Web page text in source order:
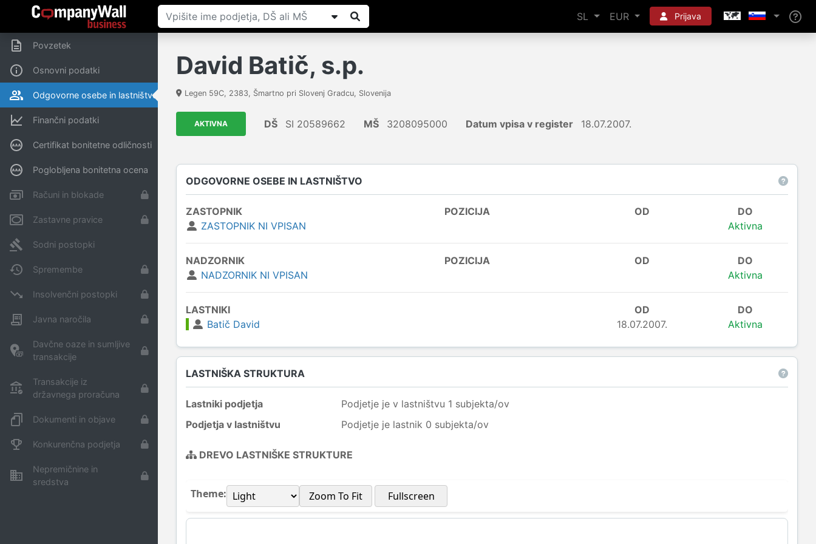
SL EUR Prijava
Povzetek
Osnovni podatki
Odgovorne osebe in lastništvo
Finančni podatki
Certifikat bonitetne odličnosti
Poglobljena bonitetna ocena
Računi in blokade
Zastavne pravice
Sodni postopki
Spremembe
Insolvenčni postopki
Javna naročila
Davčne oaze in sumljive
transakcije
Transakcije iz
državnega proračuna
Dokumenti in objave
Konkurenčna podjetja
Nepremičnine in
sredstva
David Batič, s.p.
Legen 59C, 2383, Šmartno pri Slovenj Gradcu, Slovenija
AKTIVNA DŠ SI 20589662 MŠ 3208095000 Datum vpisa v register 18.07.2007.
ODGOVORNE OSEBE IN LASTNIŠTVO
ZASTOPNIK POZICIJA OD
DO
ZASTOPNIK NI VPISAN
Aktivna
NADZORNIK POZICIJA OD
DO
NADZORNIK NI VPISAN
Aktivna
LASTNIKI OD
DO
Batič David
18.07.2007. Aktivna
LASTNIŠKA STRUKTURA
Lastniki podjetja
Podjetje je v lastništvu 1 subjekta/ov
Podjetja v lastništvu
Podjetje je lastnik 0 subjekta/ov
DREVO LASTNIŠKE STRUKTURE
Theme: Zoom To Fit Fullscreen